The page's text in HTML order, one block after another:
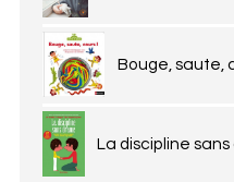
Bouge, saute,
La discipline